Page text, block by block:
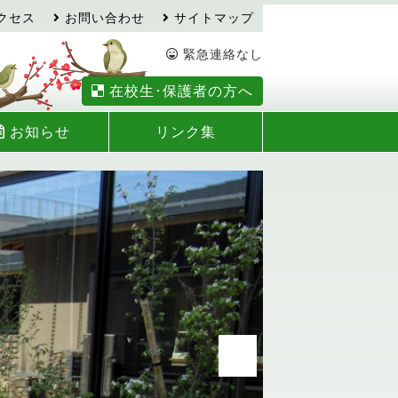
サイトマップ
お問い合わせ
セス
緊急連絡なし
在校生･保護者の方へ
お知らせ リンク集